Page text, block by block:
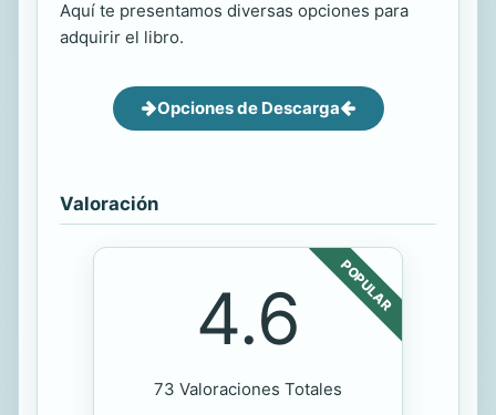
Aquí te presentamos diversas opciones para
adquirir el libro.
Opciones de Descarga
Valoración
POPULAR
4.6
73 Valoraciones Totales